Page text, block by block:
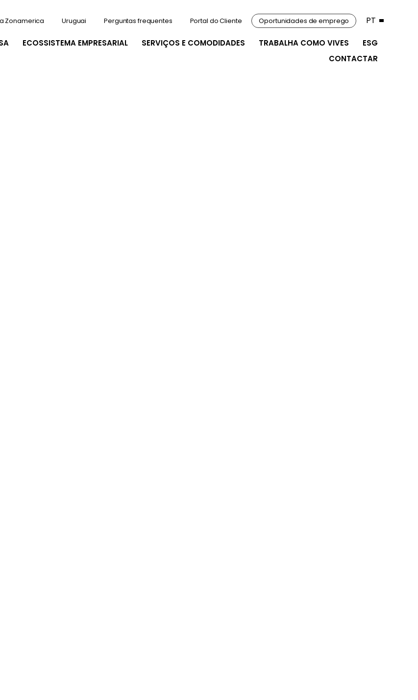
ECOSSISTEMA EMPRESARIAL SERVIÇOS E COMODIDADES TRABALHA COMO VIVES
ESG
CONTACTAR
Zonamerica Uruguai Perguntas frequentes Portal do Cliente Oportunidades de emprego PT